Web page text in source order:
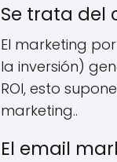
Se trata del
El marketing
la inversión)
ROI, esto
marketing..
El email